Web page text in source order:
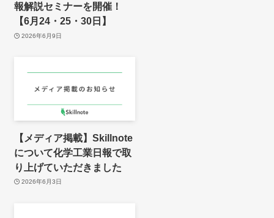
報解説セミナーを開催！
【6月24・25・30日】
2026年6月9日
【メディア掲載】Skillnote
について化学工業日報で取
り上げていただきました
2026年6月3日